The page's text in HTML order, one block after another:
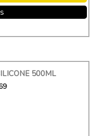
500ML